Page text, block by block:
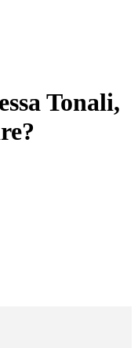
Tonali,